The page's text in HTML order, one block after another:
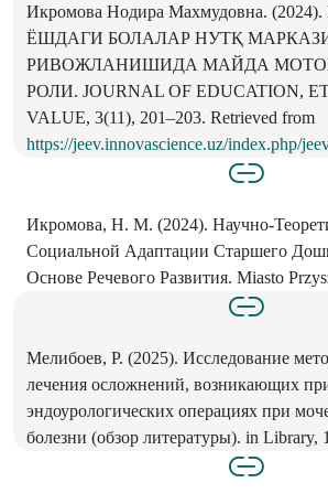
Икромова Нодира Махмудовна.
ЁШДАГИ БОЛАЛАР НУТҚ
РИВОЖЛАНИШИДА МАЙДА
РОЛИ. JOURNAL OF EDUCATION,
VALUE, 3(11), 201–203. Retrieved from
https://jeev.innovascience.uz/index.php/
Икромова, Н. М. (2024). Научно-
Социальной Адаптации Старшего
Основе Речевого Развития. Miasto
Мелибоев, Р. (2025). Исследование
лечения осложнений, возникающих
эндоурологических операциях при
болезни (обзор литературы). in Library,